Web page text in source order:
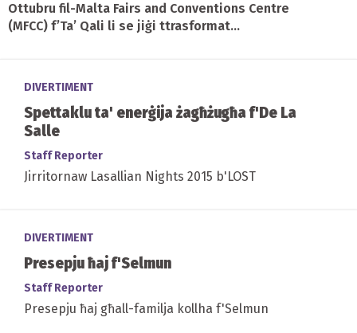
Ottubru fil-Malta Fairs and Conventions Centre
(MFCC) f’Ta’ Qali li se jiġi ttrasformat...
DIVERTIMENT
Spettaklu ta' enerġija żagħżugħa f'De La
Salle
Staff Reporter
Jirritornaw Lasallian Nights 2015 b'LOST
DIVERTIMENT
Presepju ħaj f'Selmun
Staff Reporter
Presepju ħaj għall-familja kollha f'Selmun